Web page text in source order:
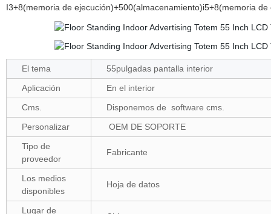
I3+8(memoria de ejecución)+500(almacenamiento)i5+8(memoria
El tema
55pulgadas pantalla interior
Aplicación
En el interior
Cms.
Disponemos de software cms.
Personalizar
OEM DE SOPORTE
Tipo de
proveedor
Fabricante
Los medios
disponibles
Hoja de datos
Lugar de